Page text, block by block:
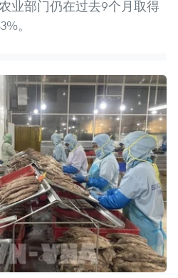
业部门仍在过去9个月取得
。